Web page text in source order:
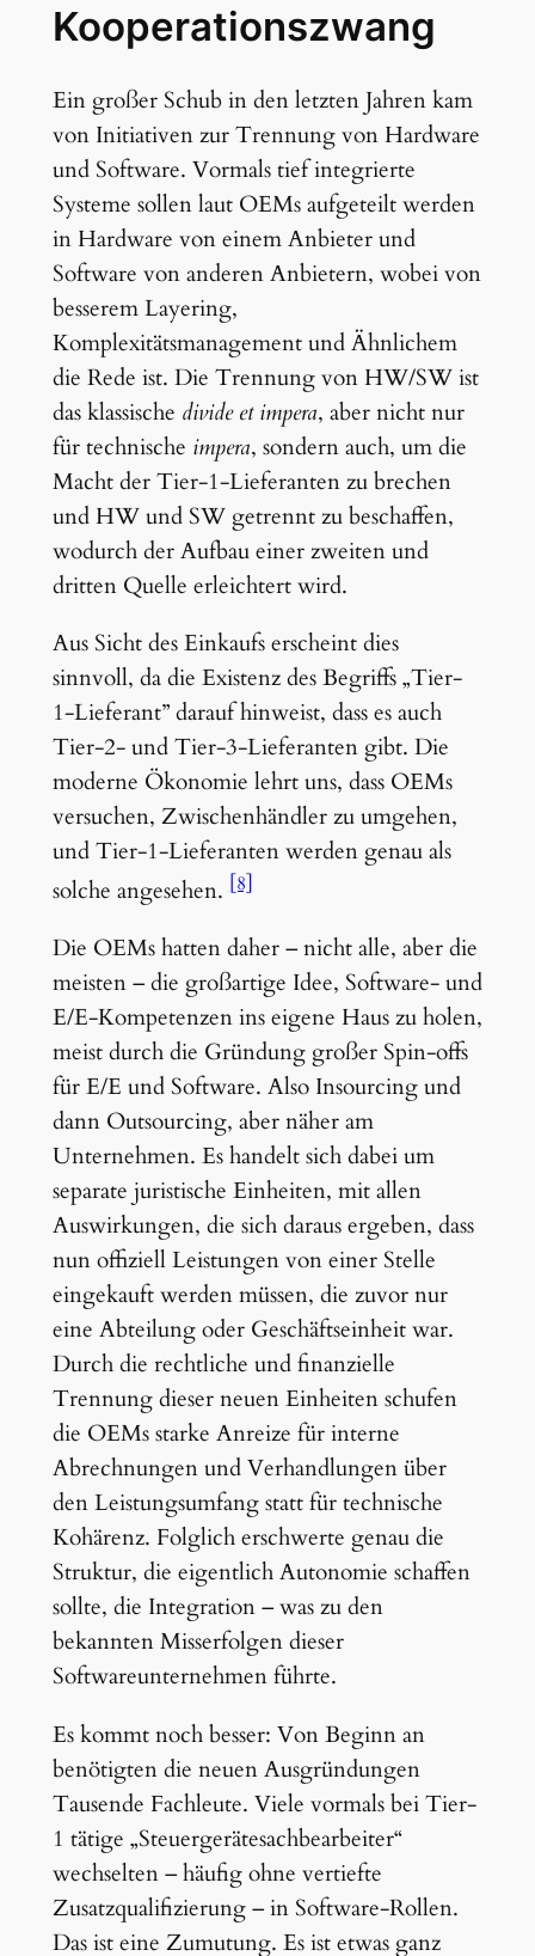
Kooperationszwang
Ein großer Schub in den letzten Jahren kam
von Initiativen zur Trennung von Hardware
und Software. Vormals tief integrierte
Systeme sollen laut OEMs aufgeteilt werden
in Hardware von einem Anbieter und
Software von anderen Anbietern, wobei von
besserem Layering,
Komplexitätsmanagement und Ähnlichem
die Rede ist. Die Trennung von HW/SW ist
das klassische divide et impera, aber nicht nur
für technische impera, sondern auch, um die
Macht der Tier-1-Lieferanten zu brechen
und HW und SW getrennt zu beschaffen,
wodurch der Aufbau einer zweiten und
dritten Quelle erleichtert wird.
Aus Sicht des Einkaufs erscheint dies
sinnvoll, da die Existenz des Begriffs „Tier-
1-Lieferant” darauf hinweist, dass es auch
Tier-2- und Tier-3-Lieferanten gibt. Die
moderne Ökonomie lehrt uns, dass OEMs
versuchen, Zwischenhändler zu umgehen,
und Tier-1-Lieferanten werden genau als
solche angesehen.[8]
Die OEMs hatten daher – nicht alle, aber die
meisten – die großartige Idee, Software- und
E/E-Kompetenzen ins eigene Haus zu holen,
meist durch die Gründung großer Spin-offs
für E/E und Software. Also Insourcing und
dann Outsourcing, aber näher am
Unternehmen. Es handelt sich dabei um
separate juristische Einheiten, mit allen
Auswirkungen, die sich daraus ergeben, dass
nun offiziell Leistungen von einer Stelle
eingekauft werden müssen, die zuvor nur
eine Abteilung oder Geschäftseinheit war.
Durch die rechtliche und finanzielle
Trennung dieser neuen Einheiten schufen
die OEMs starke Anreize für interne
Abrechnungen und Verhandlungen über
den Leistungsumfang statt für technische
Kohärenz. Folglich erschwerte genau die
Struktur, die eigentlich Autonomie schaffen
sollte, die Integration – was zu den
bekannten Misserfolgen dieser
Softwareunternehmen führte.
Es kommt noch besser: Von Beginn an
benötigten die neuen Ausgründungen
Tausende Fachleute. Viele vormals bei Tier-
1 tätige „Steuergerätesachbearbeiter“
wechselten – häufig ohne vertiefte
Zusatzqualifizierung – in Software-Rollen.
Das ist eine Zumutung. Es ist etwas ganz